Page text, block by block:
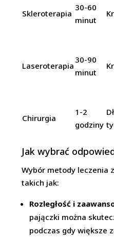
Skleroterapia
30-60
minut
Laseroterapia
30-90
minut
Chirurgia
1-2
godziny
Jak wybrać
Wybór metody leczenia
takich jak:
Rozległość i
pajączki można
podczas gdy większe